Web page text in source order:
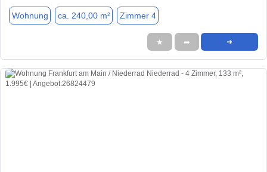
Wohnung ca. 240,00 m² Zimmer 4
★ ➦ ➜